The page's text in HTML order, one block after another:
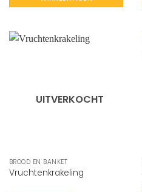
UITVERKOCHT
BROOD EN BANKET
Vruchtenkrakeling